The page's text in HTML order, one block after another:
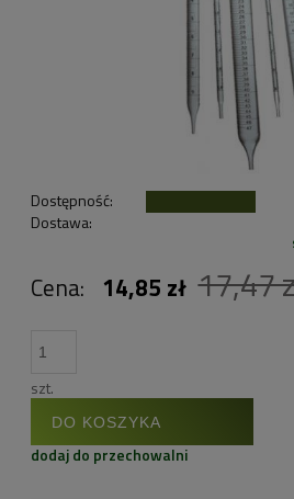
Dostępność:
Dostawa:
Cena nie zawiera ewentualnych
Cena: 14,85 zł 17,47
szt.
DO KOSZYKA
dodaj do przechowalni